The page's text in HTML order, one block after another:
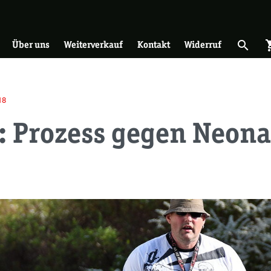
Über uns Weiterverkauf Kontakt Widerruf Suche
search
gegen